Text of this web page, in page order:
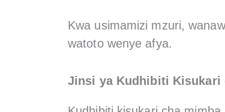
Kwa usimamizi mzuri,
watoto wenye afya.
Jinsi ya Kudhibiti Kisukari